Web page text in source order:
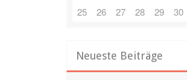
25
26 27 28 29 30
Neueste Beiträge